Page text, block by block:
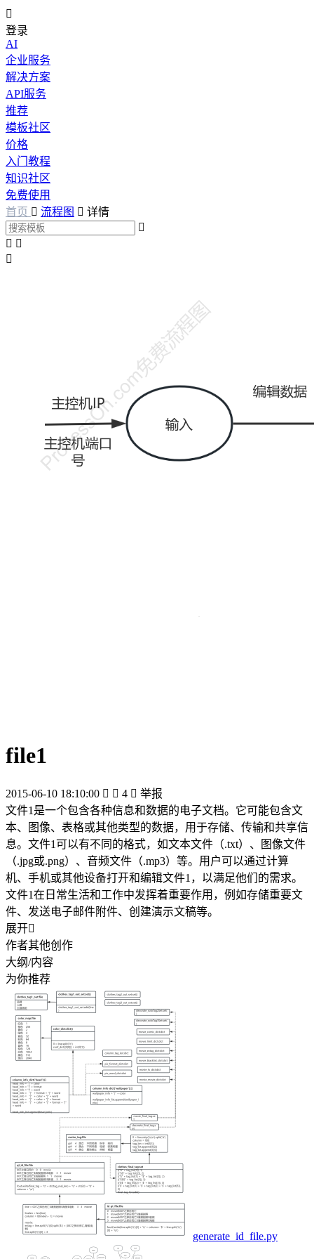

登录
AI
企业服务
解决方案
API服务
推荐
模板社区
价格
入门教程
知识社区
免费使用
首页  流程图  详情

 

file1
2015-06-10 18:10:00   4  举报
文件1是一个包含各种信息和数据的电子文档。它可能包含文
本、图像、表格或其他类型的数据，用于存储、传输和共享信
息。文件1可以有不同的格式，如文本文件（.txt）、图像文件
（.jpg或.png）、音频文件（.mp3）等。用户可以通过计算
机、手机或其他设备打开和编辑文件1，以满足他们的需求。
文件1在日常生活和工作中发挥着重要作用，例如存储重要文
件、发送电子邮件附件、创建演示文稿等。
展开
作者其他创作
大纲/内容
为你推荐
generate_id_file.py